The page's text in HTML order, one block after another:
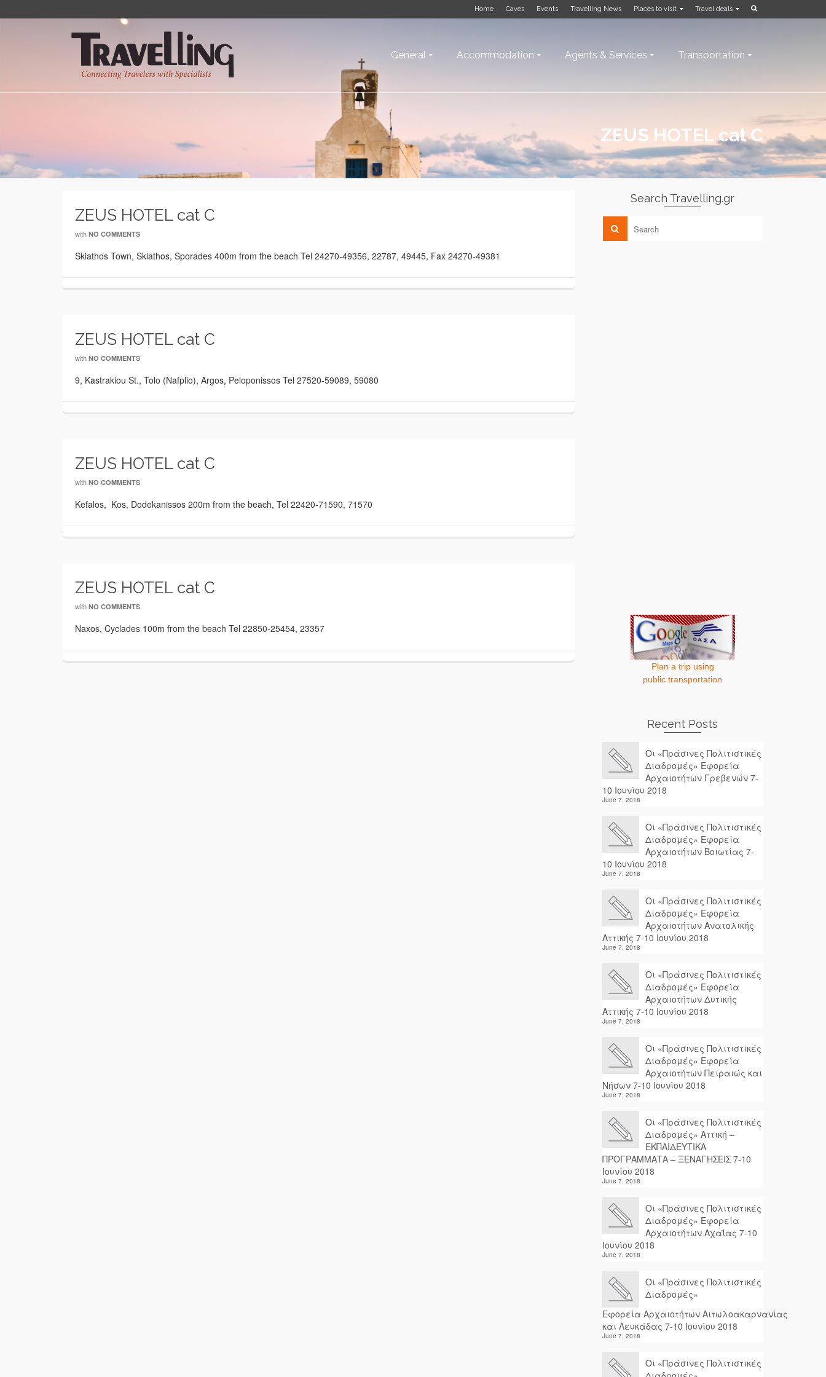
Home Caves Events Travelling News Places to visit Travel deals
General Accommodation Agents & Services Transportation
ZEUS HOTEL cat C
ZEUS HOTEL cat C
with NO COMMENTS
Skiathos Town, Skiathos, Sporades 400m from the beach Tel 24270-49356, 22787, 49445, Fax 24270-49381
ZEUS HOTEL cat C
with NO COMMENTS
9, Kastrakiou St., Tolo (Nafplio), Argos, Peloponissos Tel 27520-59089, 59080
ZEUS HOTEL cat C
with NO COMMENTS
Kefalos, Kos, Dodekanissos 200m from the beach, Tel 22420-71590, 71570
ZEUS HOTEL cat C
with NO COMMENTS
Naxos, Cyclades 100m from the beach Tel 22850-25454, 23357
Search Travelling.gr
Plan a trip using
public transportation
Recent Posts
Οι «Πράσινες Πολιτιστικές
Διαδρομές» Εφορεία
Αρχαιοτήτων Γρεβενών 7-
10 Ιουνίου 2018
June 7, 2018
Οι «Πράσινες Πολιτιστικές
Διαδρομές» Εφορεία
Αρχαιοτήτων Βοιωτίας 7-
10 Ιουνίου 2018
June 7, 2018
Οι «Πράσινες Πολιτιστικές
Διαδρομές» Εφορεία
Αρχαιοτήτων Ανατολικής
Αττικής 7-10 Ιουνίου 2018
June 7, 2018
Οι «Πράσινες Πολιτιστικές
Διαδρομές» Εφορεία
Αρχαιοτήτων Δυτικής
Αττικής 7-10 Ιουνίου 2018
June 7, 2018
Οι «Πράσινες Πολιτιστικές
Διαδρομές» Εφορεία
Αρχαιοτήτων Πειραιώς και
Νήσων 7-10 Ιουνίου 2018
June 7, 2018
Οι «Πράσινες Πολιτιστικές
Διαδρομές» Αττική –
ΕΚΠΑΙΔΕΥΤΙΚΑ
ΠΡΟΓΡΑΜΜΑΤΑ – ΞΕΝΑΓΗΣΕΙΣ 7-10
Ιουνίου 2018
June 7, 2018
Οι «Πράσινες Πολιτιστικές
Διαδρομές» Εφορεία
Αρχαιοτήτων Αχαΐας 7-10
Ιουνίου 2018
June 7, 2018
Οι «Πράσινες Πολιτιστικές
Διαδρομές»
Εφορεία Αρχαιοτήτων Αιτωλοακαρνανίας
και Λευκάδας 7-10 Ιουνίου 2018
June 7, 2018
Οι «Πράσινες Πολιτιστικές